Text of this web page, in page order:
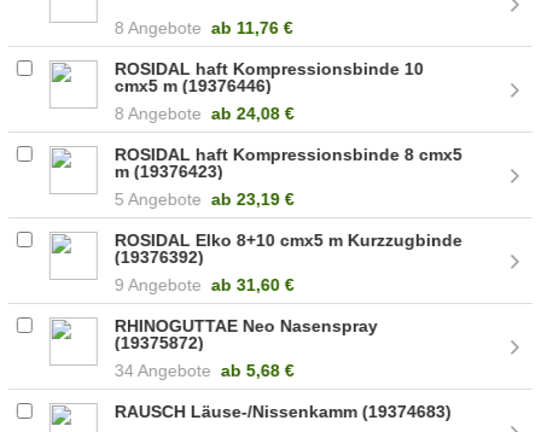
8 Angebote ab 11,76 €
ROSIDAL haft Kompressionsbinde 10
cmx5 m (19376446)
8 Angebote ab 24,08 €
ROSIDAL haft Kompressionsbinde 8 cmx5
m (19376423)
5 Angebote ab 23,19 €
ROSIDAL Elko 8+10 cmx5 m Kurzzugbinde
(19376392)
9 Angebote ab 31,60 €
RHINOGUTTAE Neo Nasenspray
(19375872)
34 Angebote ab 5,68 €
RAUSCH Läuse-/Nissenkamm (19374683)